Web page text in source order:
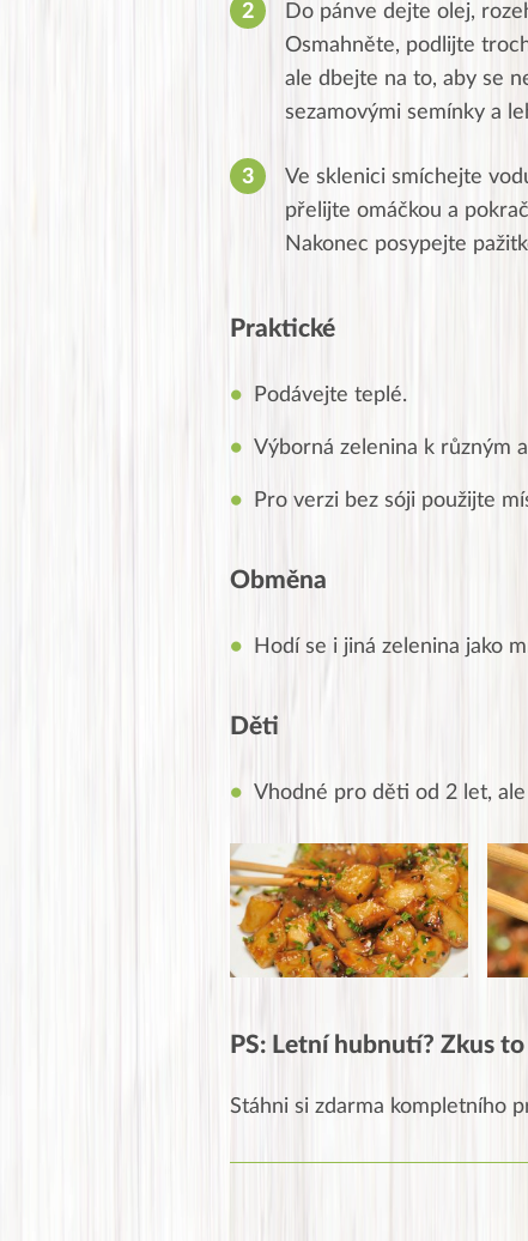
Do pánve dejte olej,
Osmahněte, podlijte
ale dbejte na to, aby se
sezamovými semínky a
Ve sklenici smíchejte
přelijte omáčkou a
Nakonec posypejte
Praktické
Podávejte teplé.
Výborná zelenina k různým
Pro verzi bez sóji použijte
Obměna
Hodí se i jiná zelenina jako
Děti
Vhodné pro děti od 2 let,
PS: Letní hubnutí? Zkus
Stáhni si zdarma kompletního